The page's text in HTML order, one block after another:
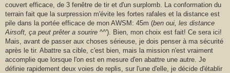
couvert efficace, de 3 fenêtre de tir et d'un surplomb. La conformation du
terrain fait que la surpression m'évite les fortes rafales et la distance est
pile dans la portée efficace de mon AWSM: 45m (ben oui, les distance
Airsoft, ça peut prêter a sourire ^^'). Bien, mon choix est fait! Ce sera ici!
Mais, avant de passer aux choses sérieuse, je dois penser à ma sécurité
après le tir. Abattre sa cible, c'est bien, mais la mission n'est vraiment
accomplie que lorsque l'on est en mesure d'en abattre une autre. Je
définie rapidement deux voies de replis, sur l'une d'elle, je décide d'établir